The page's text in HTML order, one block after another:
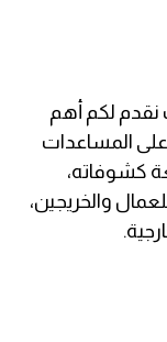
نقدم لكم أهم
المساعدات
كشوفاته،
والخريجين،